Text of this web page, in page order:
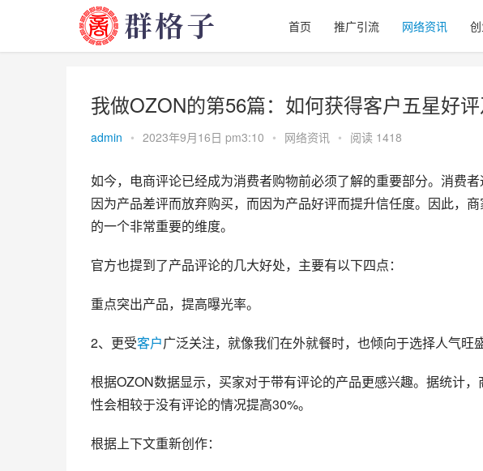
首页 推广引流 网络资讯
我做OZON的第56篇：如何获得客户五星好
admin • 2023年9月16日 pm3:10 • 网络资讯 • 阅读 1418
如今，电商评论已经成为消费者购物前必须了解的重要部分。消费
因为产品差评而放弃购买，而因为产品好评而提升信任度。因此，
的一个非常重要的维度。
官方也提到了产品评论的几大好处，主要有以下四点：
重点突出产品，提高曝光率。
2、更受客户广泛关注，就像我们在外就餐时，也倾向于选择人气旺
根据OZON数据显示，买家对于带有评论的产品更感兴趣。据统计
性会相较于没有评论的情况提高30%。
根据上下文重新创作：